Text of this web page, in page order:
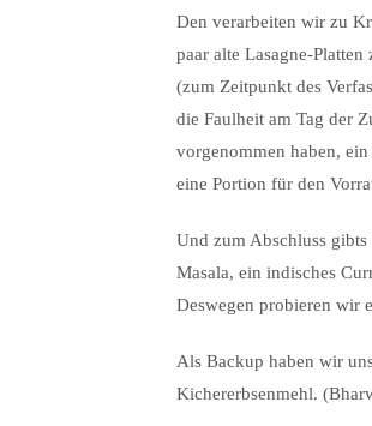
Den verarbeiten wir zu
paar alte Lasagne-
(zum Zeitpunkt des
die Faulheit am Tag der
vorgenommen haben, ein
eine Portion für den
Und zum Abschluss
Masala, ein indisches
Deswegen probieren wir
Als Backup haben wir
Kichererbsenmehl.